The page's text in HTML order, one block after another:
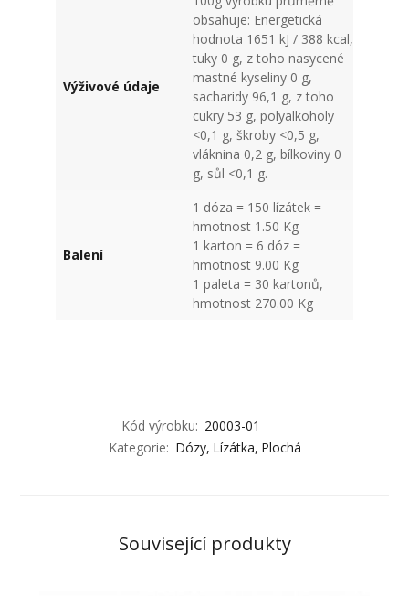
Výživové údaje
obsahuje: Energetická
hodnota 1651 kJ / 388 kcal,
tuky 0 g, z toho nasycené
mastné kyseliny 0 g,
sacharidy 96,1 g, z toho
cukry 53 g, polyalkoholy
<0,1 g, škroby <0,5 g,
vláknina 0,2 g, bílkoviny 0
g, sůl <0,1 g.
Balení
1 dóza = 150 lízátek =
hmotnost 1.50 Kg
1 karton = 6 dóz =
hmotnost 9.00 Kg
1 paleta = 30 kartonů,
hmotnost 270.00 Kg
Kód výrobku: 20003-01
Kategorie: Dózy Lízátka Plochá
Související produkty